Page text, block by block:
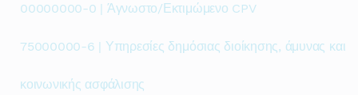
00000000-0 | Άγνωστο/Εκτιμώμενο CPV
75000000-6 | Υπηρεσίες δημόσιας διοίκησης, άμυνας και
κοινωνικής ασφάλισης